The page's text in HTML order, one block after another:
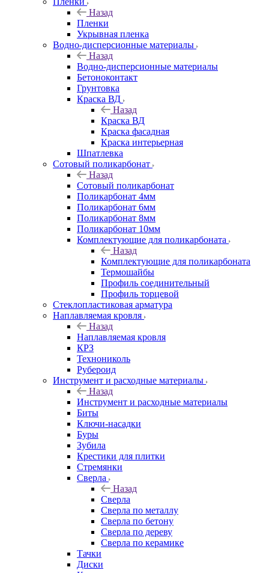
Назад
Пленки
Укрывная пленка
Водно-дисперсионные материалы
Назад
Водно-дисперсионные материалы
Бетоноконтакт
Грунтовка
Краска ВД
Назад
Краска ВД
Краска фасадная
Краска интерьерная
Шпатлевка
Сотовый поликарбонат
Назад
Сотовый поликарбонат
Поликарбонат 4мм
Поликарбонат 6мм
Поликарбонат 8мм
Поликарбонат 10мм
Комплектующие для поликарбоната
Назад
Комплектующие для поликарбоната
Термошайбы
Профиль соединительный
Профиль торцевой
Стеклопластиковая арматура
Наплавляемая кровля
Назад
Наплавляемая кровля
КРЗ
Технониколь
Рубероид
Инструмент и расходные материалы
Назад
Инструмент и расходные материалы
Биты
Ключи-насадки
Буры
Зубила
Крестики для плитки
Стремянки
Сверла
Назад
Сверла
Сверла по металлу
Сверла по бетону
Сверла по дереву
Сверла по керамике
Тачки
Диски